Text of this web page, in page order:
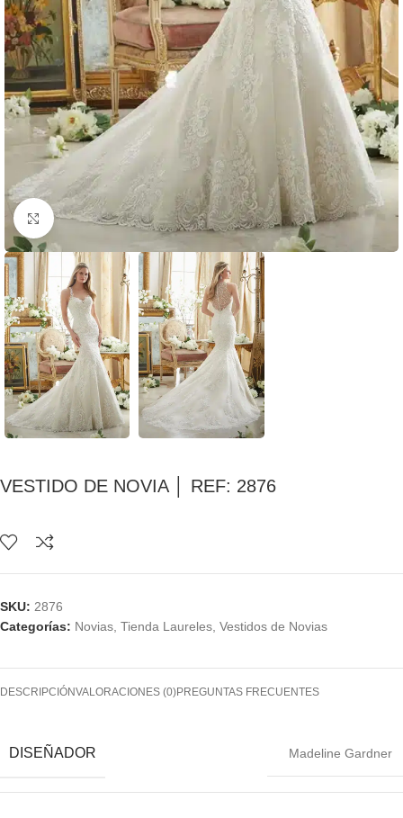
Clic para ampliar
VESTIDO DE NOVIA │ REF: 2876
SKU: 2876
Categorías: Novias, Tienda Laureles, Vestidos de Novias
DESCRIPCIÓNVALORACIONES (0)PREGUNTAS FRECUENTES
DISEÑADOR Madeline Gardner